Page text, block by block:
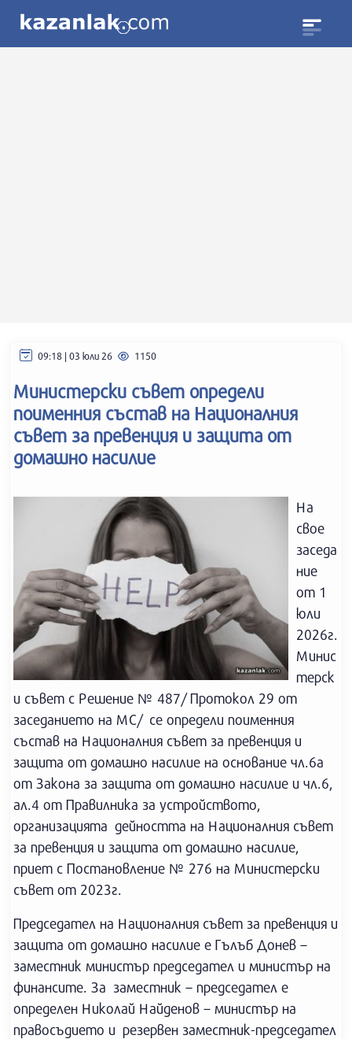
09:18 | 03 юли 26 1150
Министерски съвет определи
поименния състав на Националния
съвет за превенция и защита от
домашно насилие
На
свое
заседа
ние
от 1
юли
2026г.
Минис
терск
и съвет с Решение № 487/ Протокол 29 от
заседанието на МС/ се определи поименния
състав на Националния съвет за превенция и
защита от домашно насилие на основание чл.6а
от Закона за защита от домашно насилие и чл.6,
ал.4 от Правилника за устройството,
организацията дейността на Националния съвет
за превенция и защита от домашно насилие,
приет с Постановление № 276 на Министерски
съвет от 2023г.
Председател на Националния съвет за превенция и
защита от домашно насилие е Гълъб Донев –
заместник министър председател и министър на
финансите. За заместник – председател е
определен Николай Найденов – министър на
правосъдието и резервен заместник-председател